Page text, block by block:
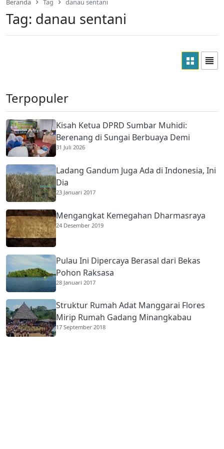
Beranda Tag danau sentani
Tag: danau sentani
Terpopuler
Kisah Ketua DPRD Sumbar Muhidi:
Berenang di Sungai Berbuaya Demi
Membantu Ekonomi Orang Tua
31 Juli 2026
Ladang Gandum Juga Ada di Indonesia, Ini
Dia
23 Januari 2017
Mengangkat Kemegahan Dharmasraya
24 Desember 2019
Pulau Ini Dipercaya Berasal dari Bekas
Pohon Raksasa
28 Januari 2017
Struktur Rumah Adat Manggarai Flores
Mirip Rumah Gadang Minangkabau
17 September 2018